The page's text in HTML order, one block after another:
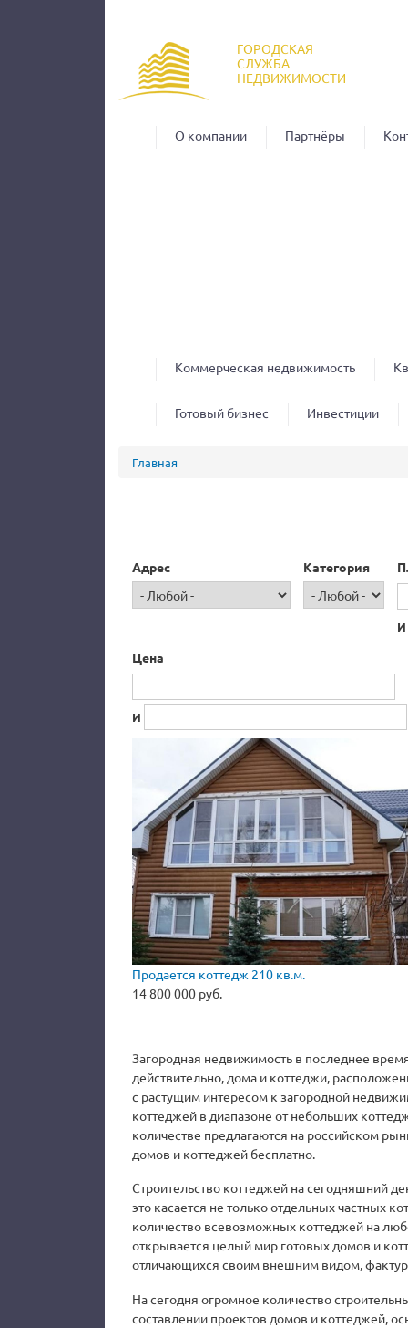
ГОРОДСКАЯ
СЛУЖБА
НЕДВИЖИМОСТИ
О компании Партнёры
Коммерческая недвижимость
Готовый бизнес Инвестиции
Вы здесь
Главная
Адрес Категория
И
Цена
И
Продается коттедж 210 кв.м.
14 800 000 руб.
Загородная недвижимость в последнее
действительно, дома и коттеджи,
с растущим интересом к загородной
коттеджей в диапазоне от небольших
количестве предлагаются на российском
домов и коттеджей бесплатно.
Строительство коттеджей на сегодняшний
это касается не только отдельных частных
количество всевозможных коттеджей на
открывается целый мир готовых домов и
отличающихся своим внешним видом,
На сегодня огромное количество
составлении проектов домов и коттеджей,